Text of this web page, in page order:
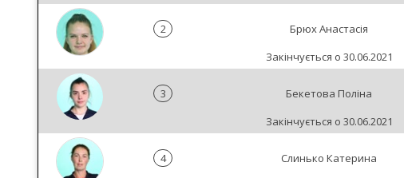
2
Брюх Анастасія
Закінчується о 30.06.2021
3
Бекетова Поліна
Закінчується о 30.06.2021
4
Слинько Катерина